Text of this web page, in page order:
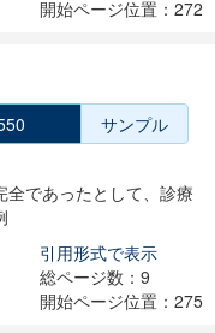
開始ページ位置：272
サンプル
であったとして、診療
引用形式で表示
総ページ数：9
開始ページ位置：275